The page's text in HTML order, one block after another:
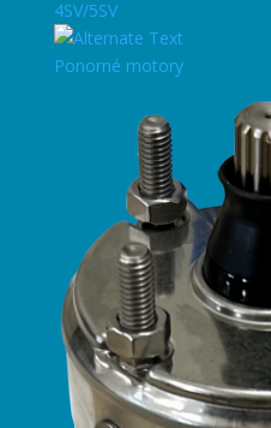
4SV/5SV
Ponorné motory